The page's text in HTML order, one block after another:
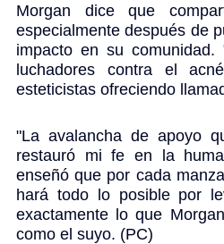
Morgan dice que
especialmente después de
impacto en su
luchadores contra el
esteticistas ofreciendo
"La avalancha de apoyo
restauró mi fe en la
enseñó que por cada
hará todo lo posible por
exactamente lo que
como el suyo. (PC)